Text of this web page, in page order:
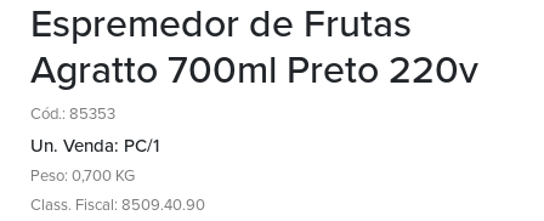
Espremedor de Frutas
Agratto 700ml Preto 220v
Cód.: 85353
Un. Venda: PC/1
Peso: 0,700 KG
Class. Fiscal: 8509.40.90